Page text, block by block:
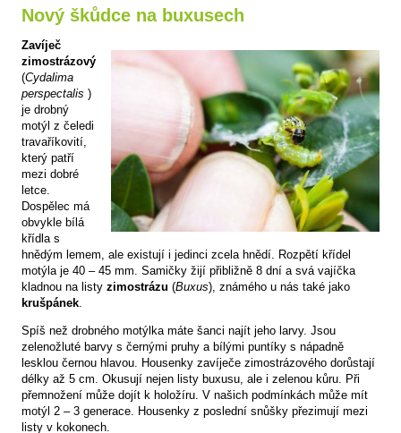
Nový škůdce na buxusech
Zavíječ
zimostrázový
(Cydalima
perspectalis )
je drobný
motýl z čeledi
travaříkovití,
který patří
mezi dobré
letce.
Dospělec má
obvykle bílá
křídla s
hnědým lemem, ale existují i jedinci zcela hnědí. Rozpětí křídel
motýla je 40 – 45 mm. Samičky žijí přibližně 8 dní a svá vajíčka
kladnou na listy zimostrázu (Buxus), známého u nás také jako
krušpánek.
Spíš než drobného motýlka máte šanci najít jeho larvy. Jsou
zelenožluté barvy s černými pruhy a bílými puntíky s nápadně
lesklou černou hlavou. Housenky zavíječe zimostrázového dorůstají
délky až 5 cm. Okusují nejen listy buxusu, ale i zelenou kůru. Při
přemnožení může dojít k holožíru. V našich podmínkách může mít
motýl 2 – 3 generace. Housenky z poslední snůšky přezimují mezi
listy v kokonech.